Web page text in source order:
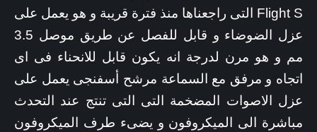
Flight S التى راجعناها منذ فترة قريبة و هو يعمل على
عزل الضوضاء و قابل للفصل عن طريق موصل 3.5
مم و هو مرن لدرجة انه يكون قابل للانحناء فى اى
اتجاه و مرفق مع السماعة مرشح أسفنجى يعمل على
عزل الاصوات المضخمة التى التى تنتج عند التحدث
مباشرة الى الميكروفون و يضىء طرف الميكروفون